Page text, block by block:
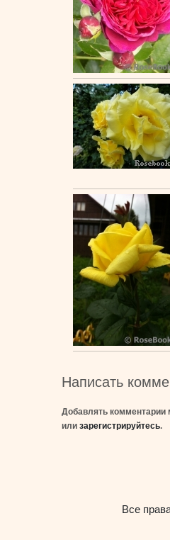
Написать
Добавлять комментарии
или зарегистрируйтесь.
Все